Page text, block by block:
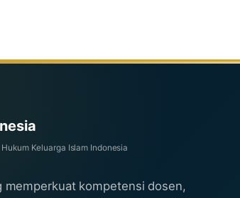
Keluarga Islam Indonesia
memperkuat kompetensi dosen,